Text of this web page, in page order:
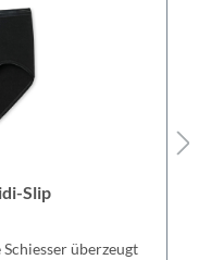
Slip
überzeugt